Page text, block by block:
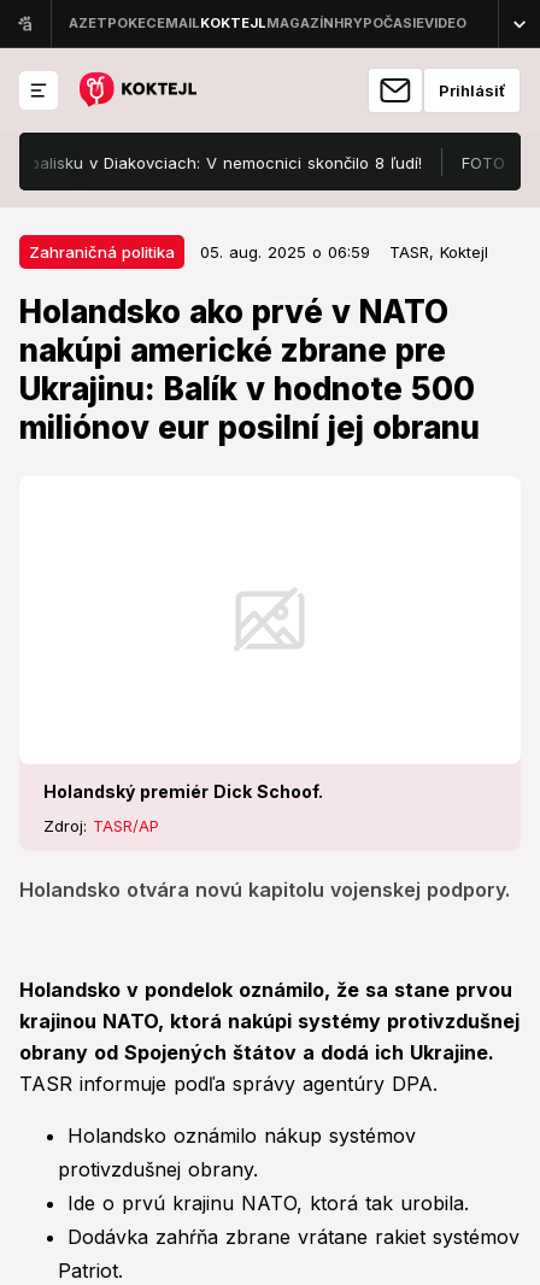
Prihlásiť
v Diakovciach: V nemocnici skončilo 8 ľudí! FOTO Pozrite,
Zahraničná politika 05. aug. 2025 o 06:59 TASR, Koktejl
Holandsko ako prvé v NATO
nakúpi americké zbrane pre
Ukrajinu: Balík v hodnote 500
miliónov eur posilní jej obranu
Holandský premiér Dick Schoof.
Zdroj: TASR/AP
Holandsko otvára novú kapitolu vojenskej podpory.
Zahraničná politika 05. aug. 2025 o 06:59
Holandsko ako prvé v NATO
nakúpi americké zbrane pre
Ukrajinu: Balík v hodnote 500
miliónov eur posilní jej obranu
Holandsko v pondelok oznámilo, že sa stane prvou
krajinou NATO, ktorá nakúpi systémy protivzdušnej
obrany od Spojených štátov a dodá ich Ukrajine.
TASR informuje podľa správy agentúry DPA.
Holandsko oznámilo nákup systémov
protivzdušnej obrany.
Ide o prvú krajinu NATO, ktorá tak urobila.
Dodávka zahŕňa zbrane vrátane rakiet systémov
Patriot.